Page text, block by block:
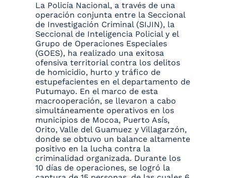
La Policía Nacional, a través de una
operación conjunta entre la Seccional
de Investigación Criminal (SIJIN), la
Seccional de Inteligencia Policial y el
Grupo de Operaciones Especiales
(GOES), ha realizado una exitosa
ofensiva territorial contra los delitos
de homicidio, hurto y tráfico de
estupefacientes en el departamento de
Putumayo. En el marco de esta
macrooperación, se llevaron a cabo
simultáneamente operativos en los
municipios de Mocoa, Puerto Asís,
Orito, Valle del Guamuez y Villagarzón,
donde se obtuvo un balance altamente
positivo en la lucha contra la
criminalidad organizada. Durante los
10 días de operaciones, se logró la